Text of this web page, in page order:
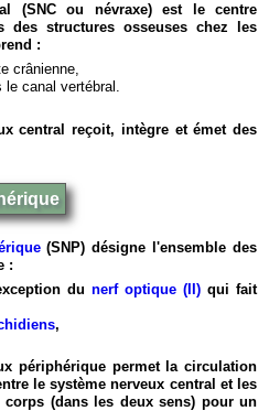
(SNC ou névraxe) est le centre
des structures osseuses chez les
:
crânienne,
le canal vertébral.
central reçoit, intègre et émet des
(SNP) désigne l'ensemble des
:
du nerf optique (II) qui fait
,
périphérique permet la circulation
le système nerveux central et les
corps (dans les deux sens) pour un